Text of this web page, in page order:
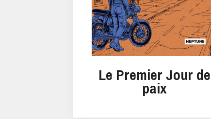
Le Premier Jour de
paix